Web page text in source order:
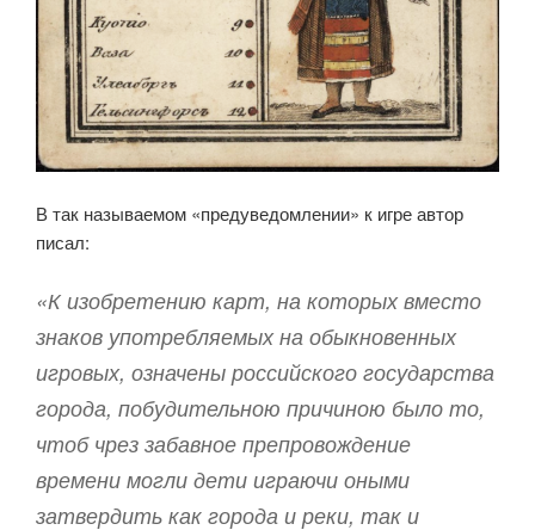
В так называемом «предуведомлении» к игре автор
писал:
«К изобретению карт, на которых вместо
знаков употребляемых на обыкновенных
игровых, означены российского государства
города, побудительною причиною было то,
чтоб чрез забавное препровождение
времени могли дети играючи оными
затвердить как города и реки, так и